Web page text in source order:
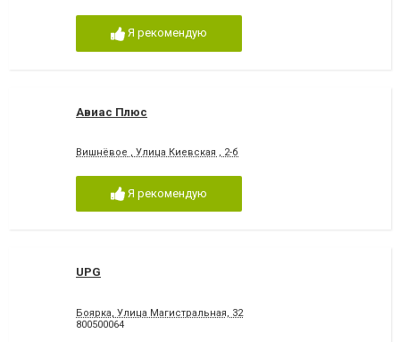
Я рекомендую
Авиас Плюс
Вишнёвое , Улица Киевская , 2-б
Я рекомендую
UPG
Боярка, Улица Магистральная, 32
800500064